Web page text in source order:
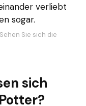
verliebt
sogar.
Sehen Sie sich die
sich